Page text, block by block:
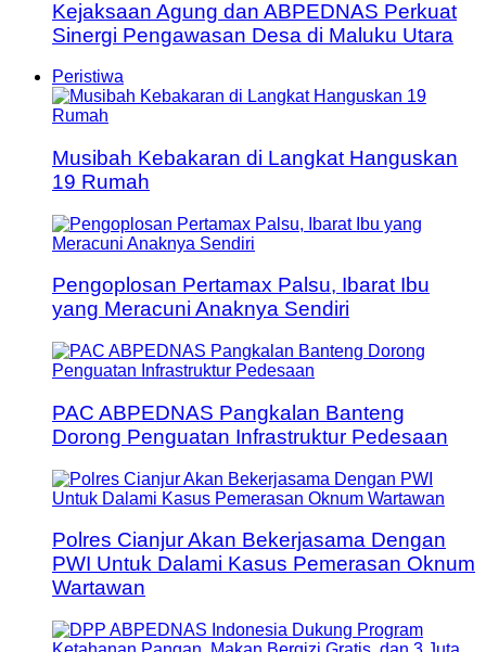
Kejaksaan Agung dan ABPEDNAS Perkuat
Sinergi Pengawasan Desa di Maluku Utara
Peristiwa
Musibah Kebakaran di Langkat Hanguskan
19 Rumah
Pengoplosan Pertamax Palsu, Ibarat Ibu
yang Meracuni Anaknya Sendiri
PAC ABPEDNAS Pangkalan Banteng
Dorong Penguatan Infrastruktur Pedesaan
Polres Cianjur Akan Bekerjasama Dengan
PWI Untuk Dalami Kasus Pemerasan Oknum
Wartawan